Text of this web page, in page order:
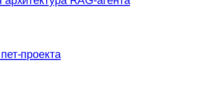
проекта